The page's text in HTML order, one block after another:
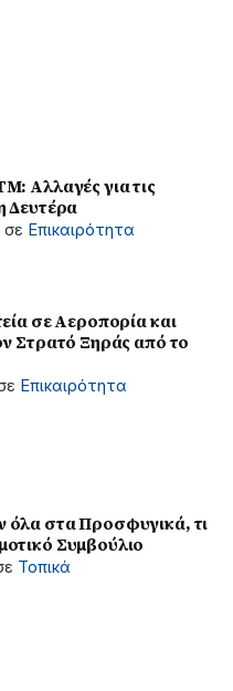
Αλλαγές για τις
Δευτέρα
σε Επικαιρότητα
σε Αεροπορία και
Στρατό Ξηράς από το
Επικαιρότητα
στα Προσφυγικά, τι
Συμβούλιο
Τοπικά